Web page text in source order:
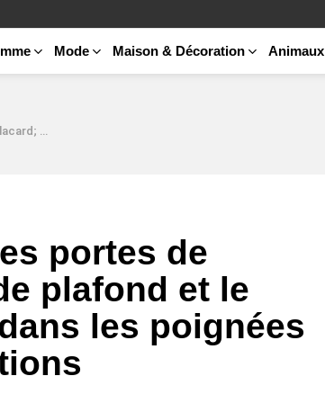
Mode Maison & Décoration Animaux
autres décorations
portes de
plafond et le
les poignées